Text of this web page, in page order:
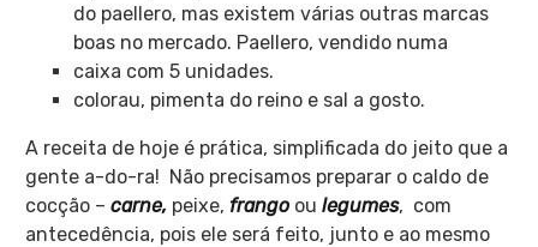
do paellero, mas existem várias outras marcas
boas no mercado. Paellero, vendido numa
caixa com 5 unidades.
colorau, pimenta do reino e sal a gosto.
A receita de hoje é prática, simplificada do jeito que a
gente a-do-ra! Não precisamos preparar o caldo de
cocção – carne, peixe, frangoou legumes, com
antecedência, pois ele será feito, junto e ao mesmo